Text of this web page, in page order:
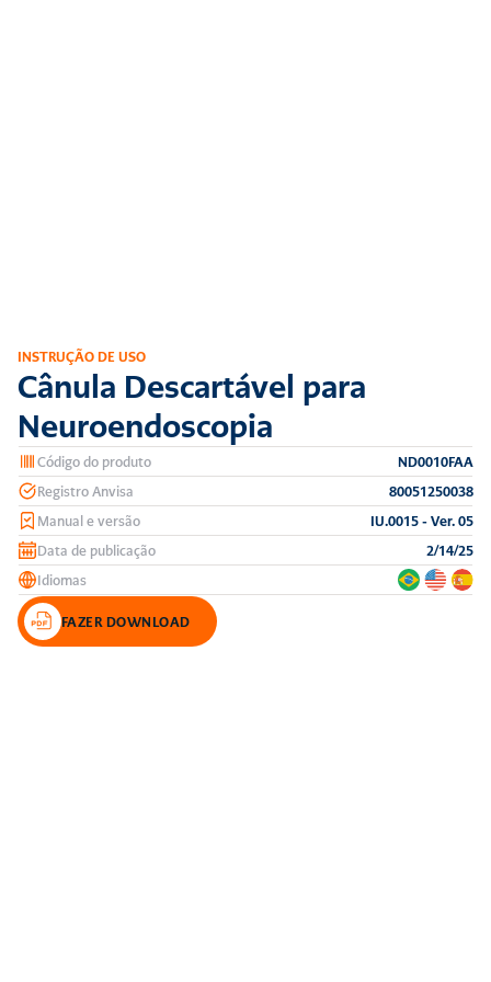
INSTRUÇÃO DE USO
Cânula Descartável para
Neuroendoscopia
Código do produto
ND0010FAA
Registro Anvisa
80051250038
Manual e versão
IU.0015 - Ver. 05
Data de publicação
2/14/25
Idiomas
FAZER DOWNLOAD